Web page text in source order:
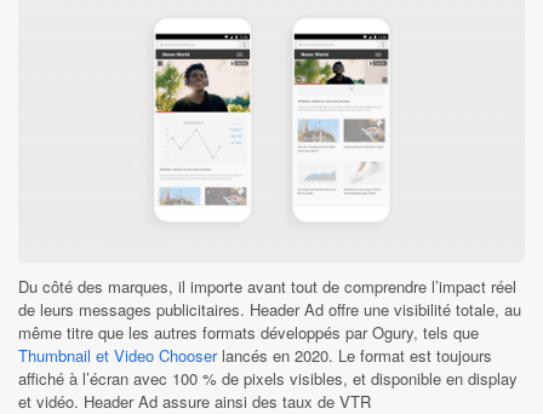
Du côté des marques, il importe avant tout de comprendre l’impact réel
de leurs messages publicitaires. Header Ad offre une visibilité totale, au
même titre que les autres formats développés par Ogury, tels que
Thumbnail et Video Chooserlancés en 2020. Le format est toujours
affiché à l’écran avec 100 % de pixels visibles, et disponible en display
et vidéo. Header Ad assure ainsi des taux de VTR